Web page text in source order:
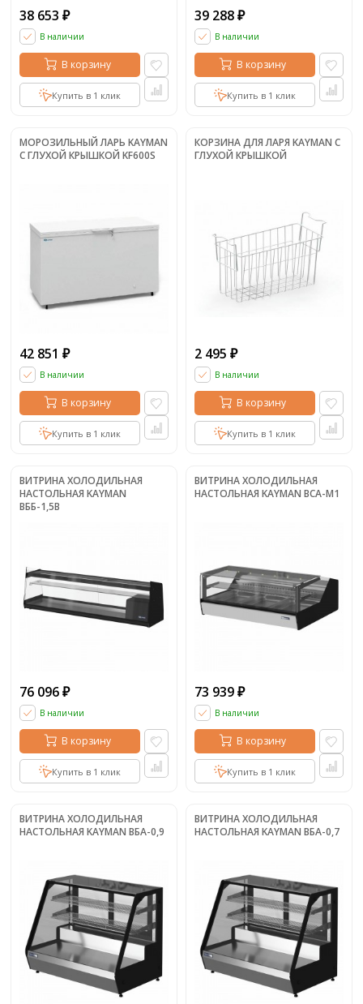
38 653 ₽
В наличии
В корзину
Купить в 1 клик
39 288 ₽
В наличии
В корзину
Купить в 1 клик
МОРОЗИЛЬНЫЙ ЛАРЬ KAYMAN
С ГЛУХОЙ КРЫШКОЙ KF600S
42 851 ₽
В наличии
В корзину
Купить в 1 клик
КОРЗИНА ДЛЯ ЛАРЯ KAYMAN С
ГЛУХОЙ КРЫШКОЙ
2 495 ₽
В наличии
В корзину
Купить в 1 клик
ВИТРИНА ХОЛОДИЛЬНАЯ
НАСТОЛЬНАЯ KAYMAN
ВББ-1,5В
76 096 ₽
В наличии
В корзину
Купить в 1 клик
ВИТРИНА ХОЛОДИЛЬНАЯ
НАСТОЛЬНАЯ KAYMAN ВСА-М1
73 939 ₽
В наличии
В корзину
Купить в 1 клик
ВИТРИНА ХОЛОДИЛЬНАЯ
НАСТОЛЬНАЯ KAYMAN ВБА-0,9
ВИТРИНА ХОЛОДИЛЬНАЯ
НАСТОЛЬНАЯ KAYMAN ВБА-0,7